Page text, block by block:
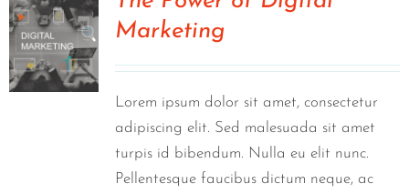
Marketing
Lorem ipsum dolor sit amet, consectetur
adipiscing elit. Sed malesuada sit amet
turpis id bibendum. Nulla eu elit nunc.
Pellentesque faucibus dictum neque, ac